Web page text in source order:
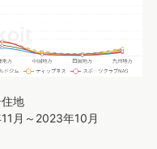
地
月～2023年10月